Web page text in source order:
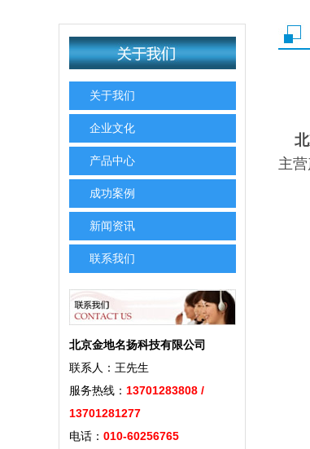
关于我们
企业文化
产品中心
成功案例
新闻资讯
联系我们
北京金地名扬科技有限公司
联系人：王先生
服务热线： 13701283808 /
13701281277
电话： 010-60256765
主